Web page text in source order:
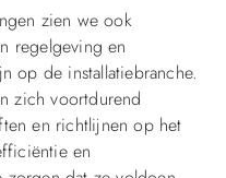
zien we ook
regelgeving en
op de installatiebranche.
zich voortdurend
en richtlijnen op het
en